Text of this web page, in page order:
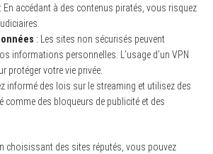
En accédant à des contenus piratés, vous risquez
: Les sites non sécurisés peuvent
informations personnelles. L’usage d’un VPN
protéger votre vie privée.
informé des lois sur le streaming et utilisez des
comme des bloqueurs de publicité et des
choisissant des sites réputés, vous pouvez